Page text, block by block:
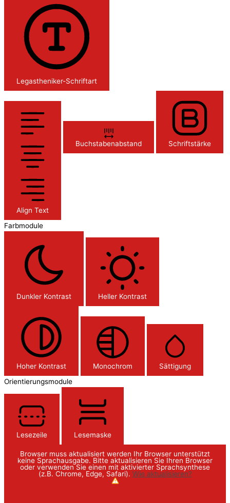
Legastheniker-Schriftart
Align Text
Buchstabenabstand Schriftstärke
Farbmodule
Dunkler Kontrast Heller Kontrast
Hoher Kontrast Monochrom
Sättigung
Orientierungsmodule
Lesezeile Lesemaske
Browser muss aktualisiert werden Ihr Browser unterstützt
keine Sprachausgabe. Bitte aktualisieren Sie Ihren Browser
oder verwenden Sie einen mit aktivierter Sprachsynthese
(z.B. Chrome, Edge, Safari). Wie aktualisieren?